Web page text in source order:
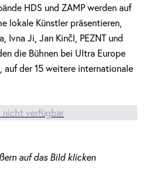
HDS und ZAMP werden auf
lokale Künstler präsentieren,
Ivna Ji, Jan Kinčl, PEZNT und
die Bühnen bei Ultra Europe
auf der 15 weitere internationale
nicht verfügbar
auf das Bild klicken